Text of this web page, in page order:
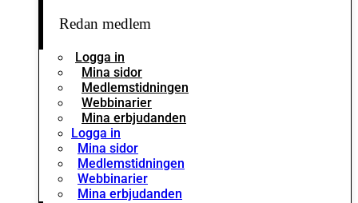
Redan medlem
Logga in
Mina sidor
Medlemstidningen
Webbinarier
Mina erbjudanden
Logga in
Mina sidor
Medlemstidningen
Webbinarier
Mina erbjudanden